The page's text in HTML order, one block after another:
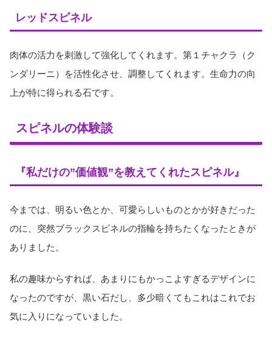
レッドスピネル
肉体の活力を刺激して強化してくれます。第１チャクラ（ク
ンダリーニ）を活性化させ、調整してくれます。生命力の向
上が特に得られる石です。
スピネルの体験談
『私だけの”価値観”を教えてくれたスピネル』
今までは、明るい色とか、可愛らしいものとかが好きだった
のに、突然ブラックスピネルの指輪を持ちたくなったときが
ありました。
私の趣味からすれば、あまりにもかっこよすぎるデザインに
なったのですが、黒い石だし、多少暗くてもこれはこれでお
気に入りになっていました。